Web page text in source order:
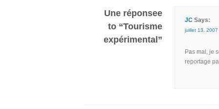
Une réponsee
to “Tourisme
expérimental”
JC Says:
juillet 13, 2007
Pas mal, je
reportage